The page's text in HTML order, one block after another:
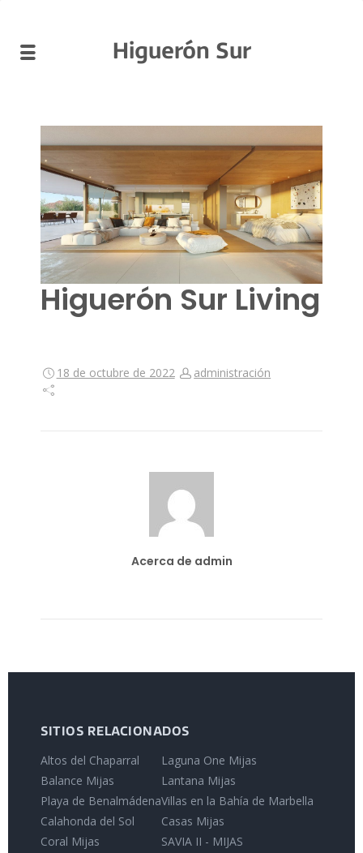
Higuerón Sur
Higuerón Sur Living
18 de octubre de 2022 administración
Acerca de admin
SITIOS RELACIONADOS
Altos del Chaparral
Balance Mijas
Playa de Benalmádena
Calahonda del Sol
Coral Mijas
Laguna One Mijas
Lantana Mijas
Villas en la Bahía de Marbella
Casas Mijas
SAVIA II - MIJAS